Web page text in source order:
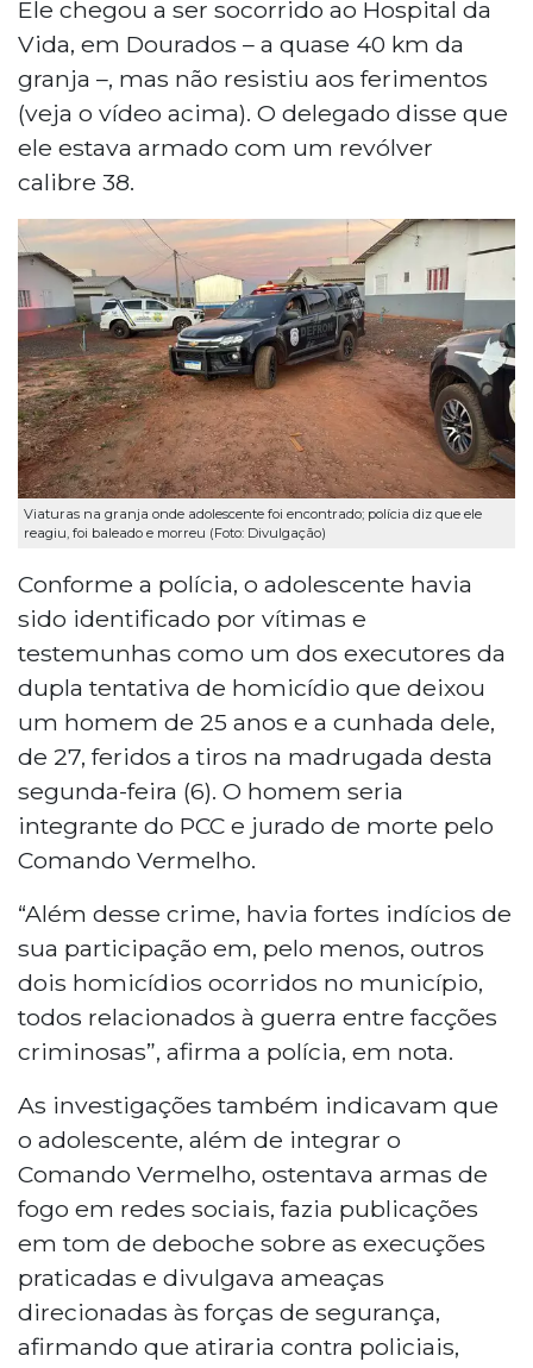
Ele chegou a ser socorrido ao Hospital da
Vida, em Dourados – a quase 40 km da
granja –, mas não resistiu aos ferimentos
(veja o vídeo acima). O delegado disse que
ele estava armado com um revólver
calibre 38.
Viaturas na granja onde adolescente foi encontrado; polícia diz que ele
reagiu, foi baleado e morreu (Foto: Divulgação)
Conforme a polícia, o adolescente havia
sido identificado por vítimas e
testemunhas como um dos executores da
dupla tentativa de homicídio que deixou
um homem de 25 anos e a cunhada dele,
de 27, feridos a tiros na madrugada desta
segunda-feira (6). O homem seria
integrante do PCC e jurado de morte pelo
Comando Vermelho.
“Além desse crime, havia fortes indícios de
sua participação em, pelo menos, outros
dois homicídios ocorridos no município,
todos relacionados à guerra entre facções
criminosas”, afirma a polícia, em nota.
As investigações também indicavam que
o adolescente, além de integrar o
Comando Vermelho, ostentava armas de
fogo em redes sociais, fazia publicações
em tom de deboche sobre as execuções
praticadas e divulgava ameaças
direcionadas às forças de segurança,
afirmando que atiraria contra policiais,